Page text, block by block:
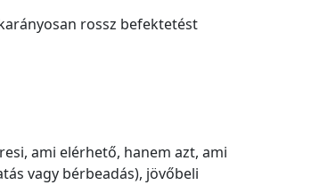
rossz befektetést
ami elérhető, hanem azt, ami
vagy bérbeadás), jövőbeli